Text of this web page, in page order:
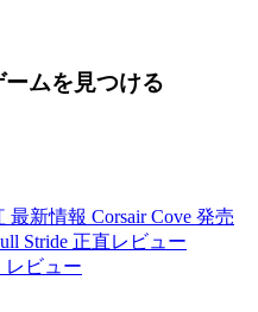
ームを見つける
最新情報 Corsair Cove 発売
Stride 正直レビュー
レビュー